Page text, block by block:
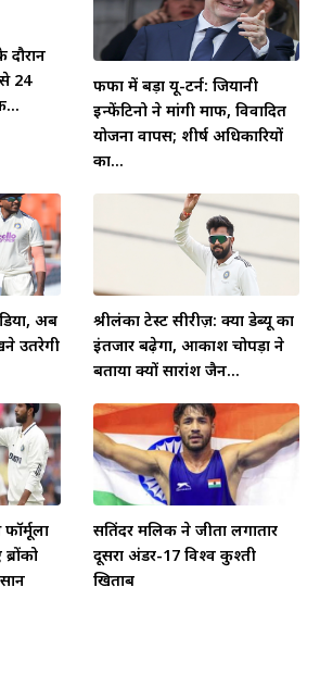
24
फीफा में बड़ा यू-टर्न: जियानी
इन्फेंटिनो ने मांगी माफी, विवादित
योजना वापस; शीर्ष अधिकारियों
का...
अब
उतरेगी
श्रीलंका टेस्ट सीरीज़: क्या डेब्यू का
इंतजार बढ़ेगा, आकाश चोपड़ा ने
बताया क्यों सारांश जैन...
सतिंदर मलिक ने जीता लगातार
दूसरा अंडर-17 विश्व कुश्ती
खिताब